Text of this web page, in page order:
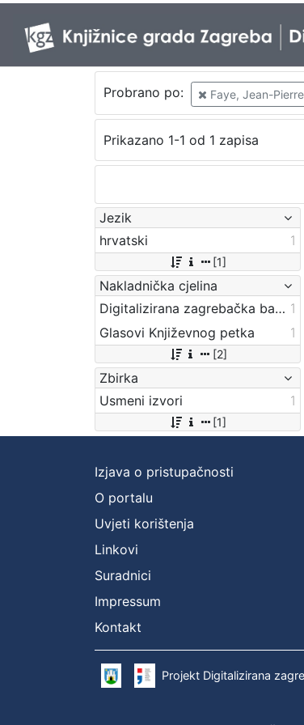
Probrano po: Faye, Jean-Pierre
Prikazano 1-1 od 1 zapisa
Jezik
hrvatski
1
[1]
Nakladnička cjelina
Digitalizirana zagrebačka baština 1
Glasovi Književnog petka
1
[2]
Zbirka
Usmeni izvori
1
[1]
Izjava o pristupačnosti
O portalu
Uvjeti korištenja
Linkovi
Suradnici
Impressum
Kontakt
Projekt Digitalizirana